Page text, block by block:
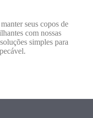
seus copos de
com nossas
simples para